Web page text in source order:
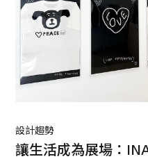
設計趨勢
讓生活成為展場：